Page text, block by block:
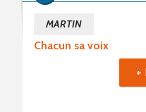
Chacun sa voix
MARTIN
+